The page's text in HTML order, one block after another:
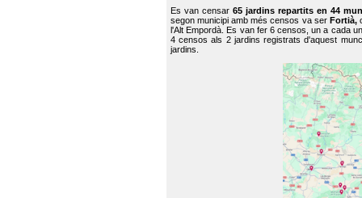
Es van censar65 jardins repartits en 44
segon municipi amb més censos va ser Fortià,
l'Alt Empordà. Es van fer 6 censos, un a cada
4 censos als 2 jardins registrats d'aquest
jardins.